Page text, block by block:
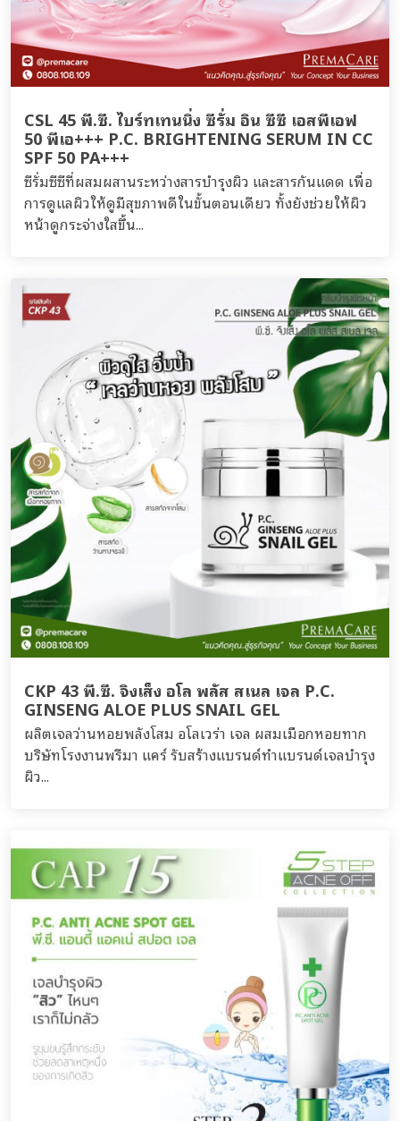
CSL 45 พี.ซี. ไบร์ทเทนนิ่ง ซีรั่ม อิน ซีซี เอสพีเอฟ
50 พีเอ+++ P.C. BRIGHTENING SERUM IN CC
SPF 50 PA+++
ซีรั่มซีซีที่ผสมผสานระหว่างสารบำรุงผิว และสารกันแดด เพื่อ
การดูแลผิวให้ดูมีสุขภาพดีในขั้นตอนเดียว ทั้งยังช่วยให้ผิว
หน้าดูกระจ่างใสขึ้น...
CKP 43 พี.ซี. จิงเส็ง อโล พลัส สเนล เจล P.C.
GINSENG ALOE PLUS SNAIL GEL
ผลิตเจลว่านหอยพลังโสม อโลเวร่า เจล ผสมเมือกหอยทาก
บริษัทโรงงานพรีมา แคร์ รับสร้างแบรนด์ทำแบรนด์เจลบำรุง
ผิว...